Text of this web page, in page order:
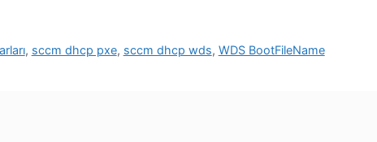
, sccm dhcp pxe, sccm dhcp wds, WDS BootFileName